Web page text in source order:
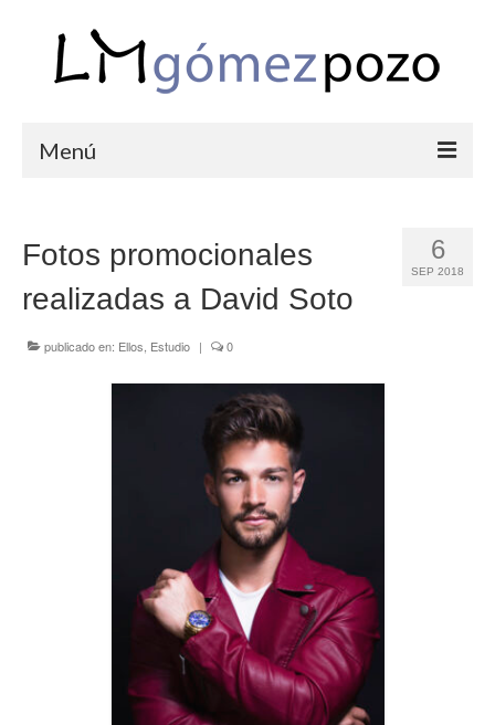
Menú
BODAS
COMUNIONES
CORPORATIVAS
6
SEP 2018
Fotos promocionales
realizadas a David Soto
publicado en: Ellos Estudio | 0